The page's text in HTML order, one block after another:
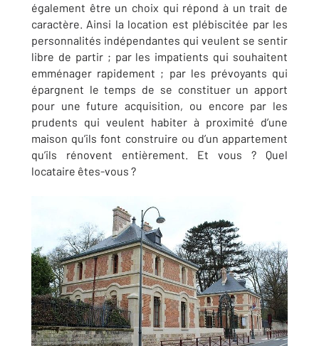
également être un choix qui répond à un trait de
caractère. Ainsi la location est plébiscitée par les
personnalités indépendantes qui veulent se sentir
libre de partir ; par les impatients qui souhaitent
emménager rapidement ; par les prévoyants qui
épargnent le temps de se constituer un apport
pour une future acquisition, ou encore par les
prudents qui veulent habiter à proximité d’une
maison qu’ils font construire ou d’un appartement
qu’ils rénovent entièrement. Et vous ? Quel
locataire êtes-vous ?